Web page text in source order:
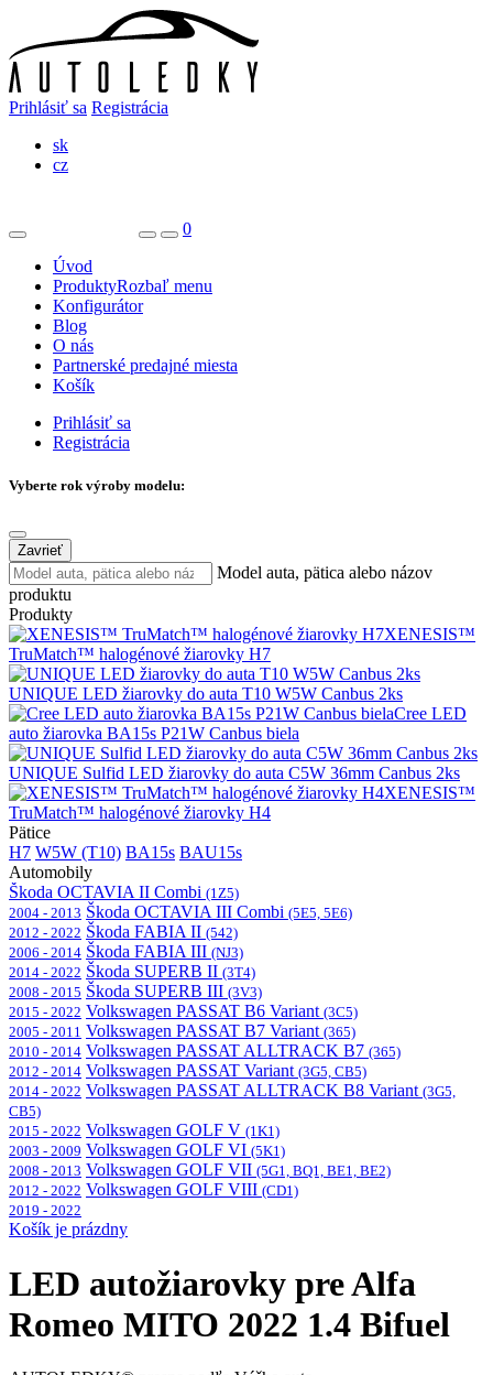
Prihlásiť sa Registrácia
sk
cz
0
Úvod
ProduktyRozbaľ menu
Konfigurátor
Blog
O nás
Partnerské predajné miesta
Košík
Prihlásiť sa
Registrácia
Vyberte rok výroby modelu:
Zavrieť
Model auta, pätica alebo názov
produktu
Produkty
XENESIS™
TruMatch™ halogénové žiarovky H7
UNIQUE LED žiarovky do auta T10 W5W Canbus 2ks
Cree LED
auto žiarovka BA15s P21W Canbus biela
UNIQUE Sulfid LED žiarovky do auta C5W 36mm Canbus 2ks
XENESIS™
TruMatch™ halogénové žiarovky H4
Pätice
H7 W5W (T10) BA15s BAU15s
Automobily
Škoda OCTAVIA II Combi (1Z5)
2004 - 2013 Škoda OCTAVIA III Combi (5E5, 5E6)
2012 - 2022 Škoda FABIA II (542)
2006 - 2014 Škoda FABIA III (NJ3)
2014 - 2022 Škoda SUPERB II (3T4)
2008 - 2015 Škoda SUPERB III (3V3)
2015 - 2022 Volkswagen PASSAT B6 Variant (3C5)
2005 - 2011 Volkswagen PASSAT B7 Variant (365)
2010 - 2014 Volkswagen PASSAT ALLTRACK B7 (365)
2012 - 2014 Volkswagen PASSAT Variant (3G5, CB5)
2014 - 2022 Volkswagen PASSAT ALLTRACK B8 Variant (3G5,
CB5)
2015 - 2022 Volkswagen GOLF V (1K1)
2003 - 2009 Volkswagen GOLF VI (5K1)
2008 - 2013 Volkswagen GOLF VII (5G1, BQ1, BE1, BE2)
2012 - 2022 Volkswagen GOLF VIII (CD1)
2019 - 2022
Košík je prázdny
LED autožiarovky pre Alfa
Romeo MITO 2022 1.4 Bifuel